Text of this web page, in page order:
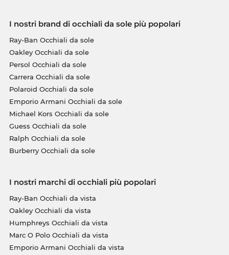
I nostri brand di occhiali da sole più popolari
Ray-Ban Occhiali da sole
Oakley Occhiali da sole
Persol Occhiali da sole
Carrera Occhiali da sole
Polaroid Occhiali da sole
Emporio Armani Occhiali da sole
Michael Kors Occhiali da sole
Guess Occhiali da sole
Ralph Occhiali da sole
Burberry Occhiali da sole
I nostri marchi di occhiali più popolari
Ray-Ban Occhiali da vista
Oakley Occhiali da vista
Humphreys Occhiali da vista
Marc O Polo Occhiali da vista
Emporio Armani Occhiali da vista